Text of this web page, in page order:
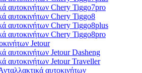
αυτοκινήτων Chery Tiggo7pro
αυτοκινήτων Chery Tiggo8
αυτοκινήτων Chery Tiggo8plus
αυτοκινήτων Chery Tiggo8pro
Jetour
αυτοκινήτων Jetour Dasheng
αυτοκινήτων Jetour Traveller
αυτοκινήτων